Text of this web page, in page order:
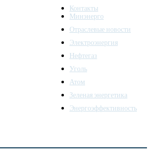
Контакты
Минэнерго
Отраслевые новости
Электроэнергия
Нефтегаз
Уголь
Атом
Зеленая энергетика
Энергоэффективность